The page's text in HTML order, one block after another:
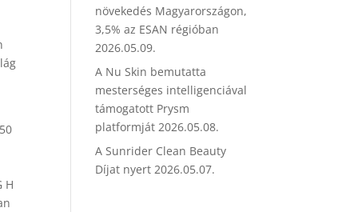
H
növekedés Magyarországon,
3,5% az ESAN régióban
2026.05.09.
A Nu Skin bemutatta
mesterséges intelligenciával
támogatott Prysm
platformját 2026.05.08.
A Sunrider Clean Beauty
Díjat nyert 2026.05.07.